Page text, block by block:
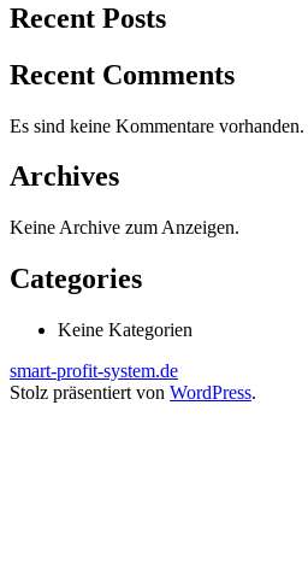
Recent Posts
Recent Comments
Es sind keine Kommentare vorhanden.
Archives
Keine Archive zum Anzeigen.
Categories
Keine Kategorien
smart-profit-system.de
Stolz präsentiert von WordPress.